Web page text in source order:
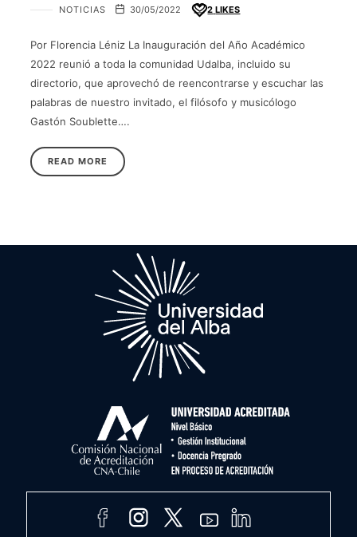
NOTICIAS 30/05/2022 2 LIKES
Por Florencia Léniz La Inauguración del Año Académico
2022 reunió a toda la comunidad Udalba, incluido su
directorio, que aprovechó de reencontrarse y escuchar las
palabras de nuestro invitado, el filósofo y musicólogo
Gastón Soublette….
READ MORE